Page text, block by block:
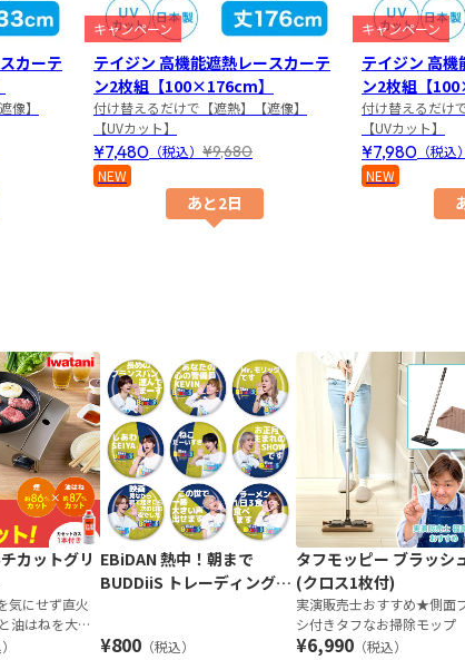
カーテ
像】
あと2日
キャンペーン
テイジン 高機能遮熱レースカーテ
ン2枚組【100×176cm】
付け替えるだけで【遮熱】【遮像】
【UVカット】
¥7,480 （税込） ¥9,680
NEW
キャンペーン
テイジン 高機
ン2枚組【
付け替えるだけ
【UVカット】
¥7,980 （税込）
NEW
カットグリ
気にせず直火
油はねを大幅
リル特別セッ
EBiDAN 熱中！朝まで
BUDDiiS トレーディング缶
¥800 （税込）
タフモッピー ブラッシ
(クロス1枚付)
実演販売士おすすめ★側面
シ付きタフなお掃除モップ
¥6,990 （税込）